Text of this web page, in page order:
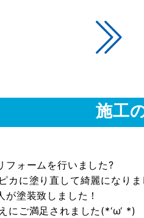
施工
フォームを行いました?
カに塗り直して綺麗になりま
塗装致しました！
にご満足されました(*‘ω‘ *)